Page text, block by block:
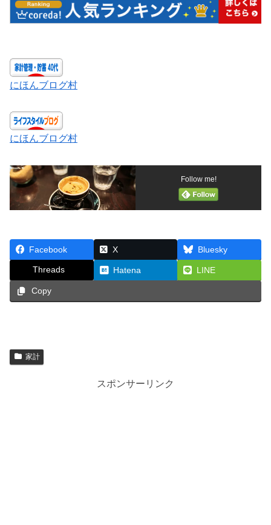
にほんブログ村
にほんブログ村
Follow me!
Facebook X Bluesky
Threads Hatena LINE
Copy
家計
スポンサーリンク